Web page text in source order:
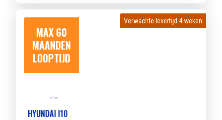
MAX 60
MAANDEN
LOOPTIJD
Verwachte levertijd 4 weken
Verwachte levertijd 4 weken
HYUNDAI I10